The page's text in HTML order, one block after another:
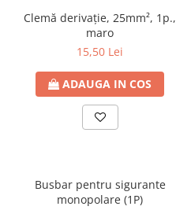
Clemă derivaţie, 25mm², 1p.,
maro
15,50 Lei
ADAUGA IN COS
Busbar pentru sigurante
monopolare (1P)